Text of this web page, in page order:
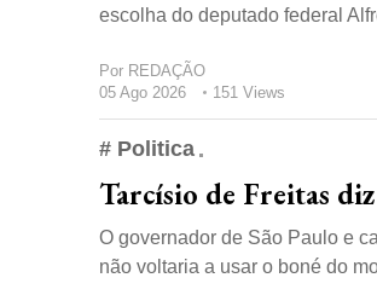
escolha do deputado federal
Por REDAÇÃO
05 Ago 2026
151 Views
# Politica
Tarcísio de Freitas
O governador de São Paulo e
não voltaria a usar o boné do